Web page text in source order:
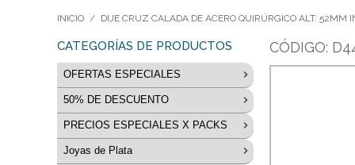
INICIO / DIJE CRUZ CALADA DE ACERO QUIRÚRGICO ALT: 52MM
CÓDIGO:
CATEGORÍAS DE PRODUCTOS
OFERTAS ESPECIALES
LIQUIDACION Aros Plata 925
Joyas de Acero
Acero Blanco
Joyas de Plata
50% DE DESCUENTO
Anillos 50% de descuento
Dijes 50% de descuento
PRECIOS ESPECIALES X PACKS
PACKS en Acero Blanco
Joyas de Plata